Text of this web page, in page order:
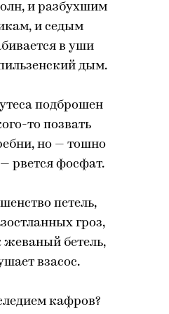
и разбухшим
и седым
в уши
дым.
подброшен
то позвать
но — тошно
рвется фосфат.
петель,
гроз,
жеваный бетель,
взасос.
кафров?